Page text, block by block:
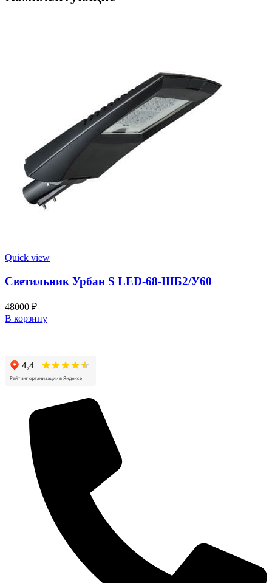
Quick view
Светильник Урбан S LED-68-ШБ2/У60
48000 ₽
В корзину